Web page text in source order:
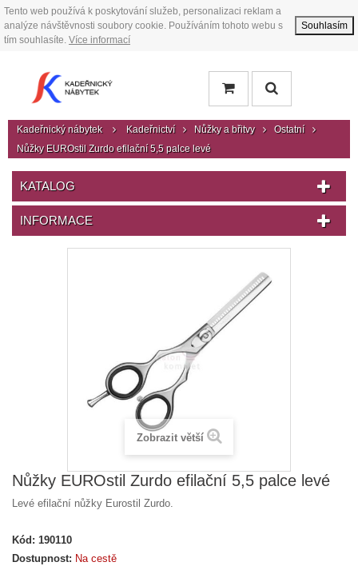
Tento web používá k poskytování služeb, personalizaci reklam a
analýze návštěvnosti soubory cookie. Používáním tohoto webu s
tím souhlasíte. Více informací
Souhlasím
Kadeřnický nábytek Kadeřnictví Nůžky a břitvy
Ostatní
Nůžky EUROstil Zurdo efilační 5,5 palce levé
KATALOG
INFORMACE
Zobrazit větší
Nůžky EUROstil Zurdo efilační 5,5 palce levé
Levé efilační nůžky Eurostil Zurdo.
Kód: 190110
Dostupnost: Na cestě